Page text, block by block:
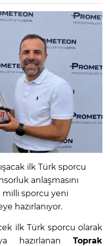
ilk Türk sporcu
anlaşmasını
sporcu yeni
hazırlanıyor.
ilk Türk sporcu olarak
hazırlanan Toprak